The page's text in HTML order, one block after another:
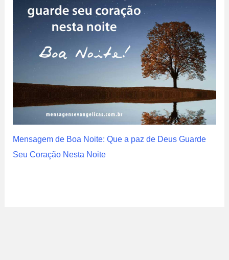
Mensagem de Boa Noite: Que a paz de Deus Guarde
Seu Coração Nesta Noite